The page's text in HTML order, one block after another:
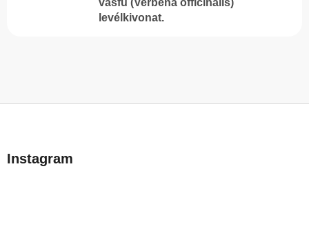
vasfű (Verbena officinalis)
levélkivonat.
bInstagram